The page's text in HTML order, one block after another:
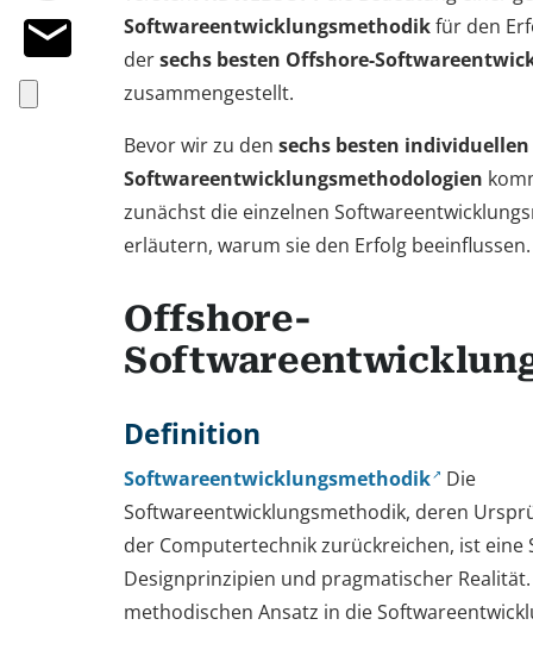
Softwareentwicklungsmethodikfür den
dersechs besten Offshore-
zusammengestellt.
Bevor wir zu den sechs besten individuellen
Softwareentwicklungsmethodologien
zunächst die einzelnen
erläutern, warum sie den Erfolg beeinflussen.
Offshore-
Definition
Softwareentwicklungsmethodik
Die
Softwareentwicklungsmethodik, deren
der Computertechnik zurückreichen, ist eine
Designprinzipien und pragmatischer
methodischen Ansatz in die